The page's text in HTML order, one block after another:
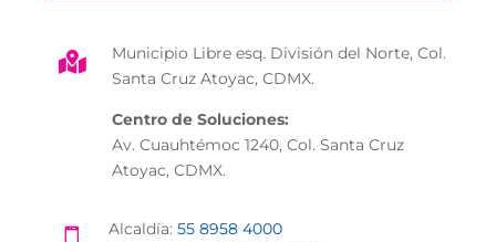

Municipio Libre esq. División del Norte, Col.
Santa Cruz Atoyac, CDMX.
Centro de Soluciones:
Av. Cuauhtémoc 1240, Col. Santa Cruz
Atoyac, CDMX.
Alcaldía: 55 8958 4000